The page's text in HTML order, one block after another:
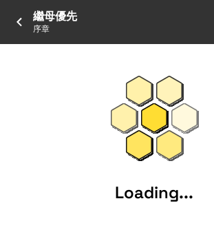
繼母優先
序章
Loading...